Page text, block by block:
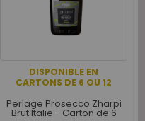
DISPONIBLE EN
CARTONS DE 6 OU 12
Perlage Prosecco Zharpi
Brut Italie - Carton de 6